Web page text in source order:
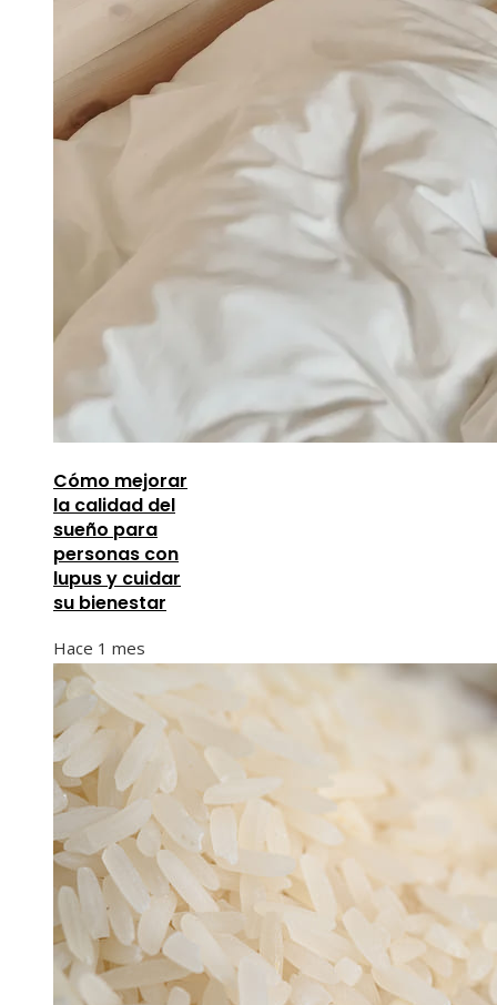
Cómo mejorar
la calidad del
sueño para
personas con
lupus y cuidar
su bienestar
Hace 1 mes